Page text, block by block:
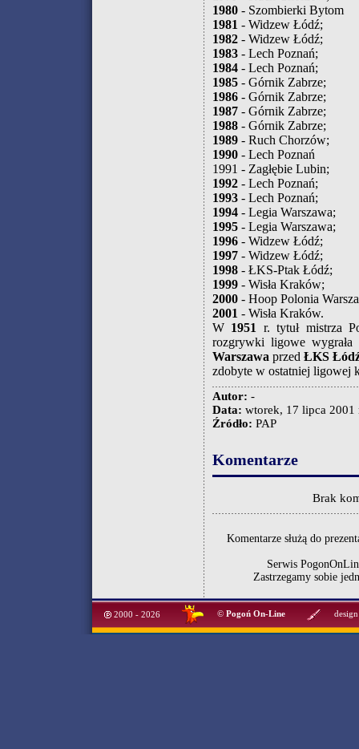
1980 - Szombierki Bytom
1981 - Widzew Łódź;
1982 - Widzew Łódź;
1983 - Lech Poznań;
1984 - Lech Poznań;
1985 - Górnik Zabrze;
1986 - Górnik Zabrze;
1987 - Górnik Zabrze;
1988 - Górnik Zabrze;
1989 - Ruch Chorzów;
1990 - Lech Poznań
1991 - Zagłębie Lubin;
1992 - Lech Poznań;
1993 - Lech Poznań;
1994 - Legia Warszawa;
1995 - Legia Warszawa;
1996 - Widzew Łódź;
1997 - Widzew Łódź;
1998 - ŁKS-Ptak Łódź;
1999 - Wisła Kraków;
2000 - Hoop Polonia
2001 - Wisła Kraków.
W 1951
r. tytuł mistrza
rozgrywki ligowe
Warszawa przedŁKS
zdobyte w ostatniej ligowej
Autor: -
Data: wtorek, 17 lipca 2001
Źródło: PAP
Komentarze
Brak
Komentarze służą do
Serwis
Zastrzegamy sobie
2000 - 2026 © Pogoń On-Line